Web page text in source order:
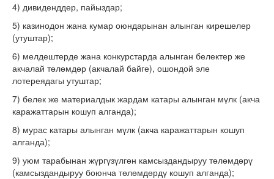
4) дивиденддер, пайыздар;
5) казинодон жана кумар оюндарынан алынган кирешелер
(утуштар);
6) мелдештерде жана конкурстарда алынган белектер же
акчалай төлөмдөр (акчалай байге), ошондой эле
лотереядагы утуштар;
7) белек же материалдык жардам катары алынган мүлк (акча
каражаттарын кошуп алганда);
8) мурас катары алынган мүлк (акча каражаттарын кошуп
алганда);
9) уюм тарабынан жүргүзүлгөн камсыздандыруу төлөмдөрү
(камсыздандыруу боюнча төлөмдөрдү кошуп алганда);